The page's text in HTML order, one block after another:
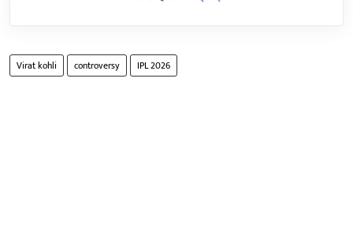
Virat kohli controversy IPL 2026